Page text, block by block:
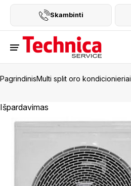
Skambinti
PagrindinisMulti split oro kondicionieriai
Išpardavimas